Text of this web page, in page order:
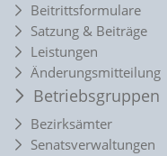
Beitrittsformulare
Satzung & Beiträge
Leistungen
Änderungsmitteilung
Betriebsgruppen
Bezirksämter
Senatsverwaltungen